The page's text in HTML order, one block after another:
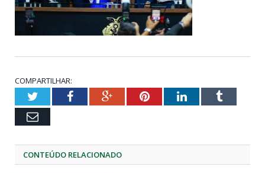
COMPARTILHAR:
TwitterFacebookGoogle+PinterestLinkedInTumblr
Email
CONTEÚDO RELACIONADO